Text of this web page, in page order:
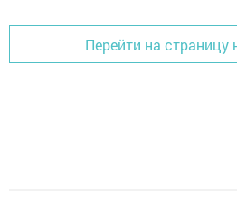
Перейти на страницу